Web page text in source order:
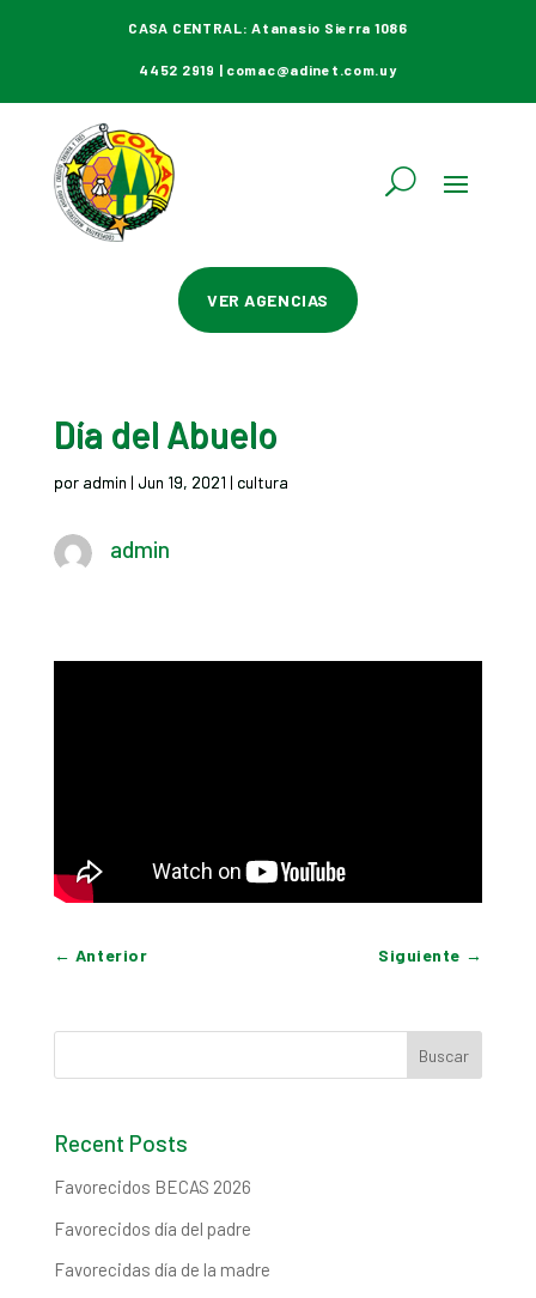
CASA CENTRAL: Atanasio Sierra 1086
4452 2919 | comac@adinet.com.uy
VER AGENCIAS
Día del Abuelo
por admin | Jun 19, 2021 | cultura
admin
← Anterior Siguiente →
Buscar
Recent Posts
Favorecidos BECAS 2026
Favorecidos día del padre
Favorecidas día de la madre